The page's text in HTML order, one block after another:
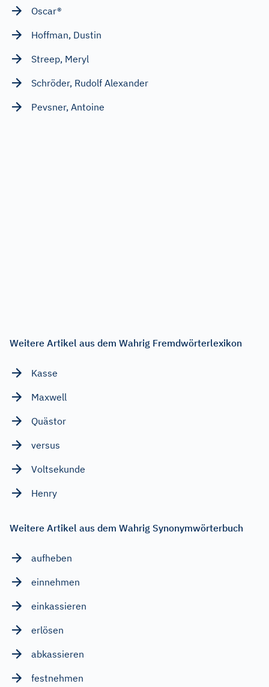
Oscar®
Hoffman, Dustin
Streep, Meryl
Schröder, Rudolf Alexander
Pevsner, Antoine
Weitere Artikel aus dem Wahrig Fremdwörterlexikon
Kasse
Maxwell
Quästor
versus
Voltsekunde
Henry
Weitere Artikel aus dem Wahrig Synonymwörterbuch
aufheben
einnehmen
einkassieren
erlösen
abkassieren
festnehmen